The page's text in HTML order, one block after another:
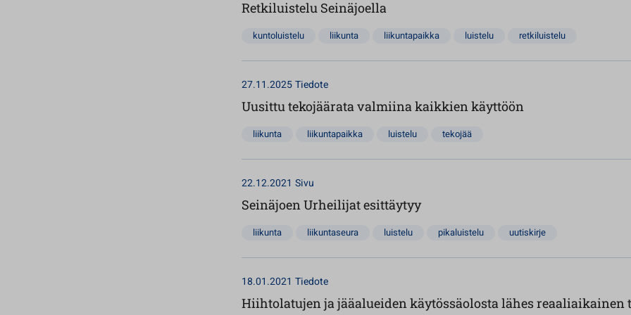
Retkiluistelu Seinäjoella
kuntoluistelu liikunta liikuntapaikka luistelu retkiluistelu
27.11.2025Tiedote
Uusittu tekojäärata valmiina kaikkien käyttöön
liikunta liikuntapaikka luistelu tekojää
22.12.2021 Sivu
Seinäjoen Urheilijat esittäytyy
liikunta liikuntaseura luistelu pikaluistelu uutiskirje
18.01.2021 Tiedote
Hiihtolatujen ja jääalueiden käytössäolosta lähes reaaliaikainen